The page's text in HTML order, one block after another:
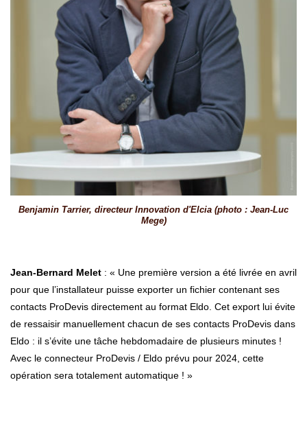
Benjamin Tarrier, directeur Innovation d'Elcia (photo : Jean-Luc
Mege)
Jean-Bernard Melet : « Une première version a été livrée en avril
pour que l’installateur puisse exporter un fichier contenant ses
contacts ProDevis directement au format Eldo. Cet export lui évite
de ressaisir manuellement chacun de ses contacts ProDevis dans
Eldo : il s’évite une tâche hebdomadaire de plusieurs minutes !
Avec le connecteur ProDevis / Eldo prévu pour 2024, cette
opération sera totalement automatique ! »